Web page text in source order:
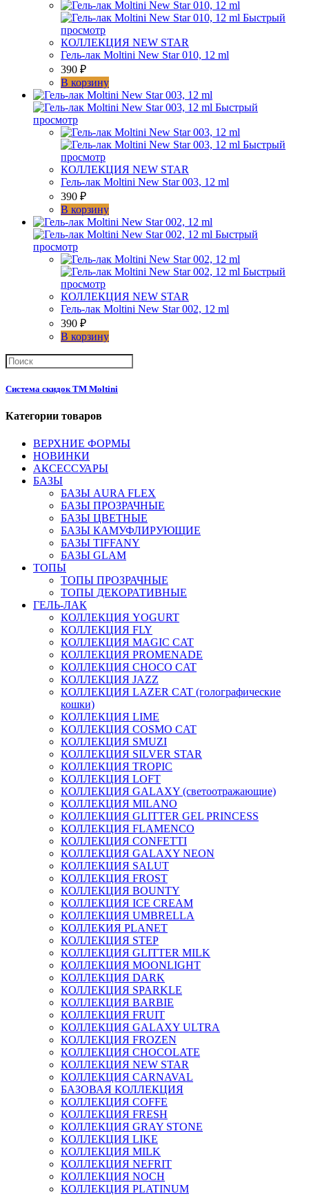
Быстрый
просмотр
КОЛЛЕКЦИЯ NEW STAR
Гель-лак Moltini New Star 010, 12 ml
390 ₽
В корзину
Быстрый
просмотр
Быстрый
просмотр
КОЛЛЕКЦИЯ NEW STAR
Гель-лак Moltini New Star 003, 12 ml
390 ₽
В корзину
Быстрый
просмотр
Быстрый
просмотр
КОЛЛЕКЦИЯ NEW STAR
Гель-лак Moltini New Star 002, 12 ml
390 ₽
В корзину
Система скидок ТМ Moltini
Категории товаров
ВЕРХНИЕ ФОРМЫ
НОВИНКИ
АКСЕССУАРЫ
БАЗЫ
БАЗЫ AURA FLEX
БАЗЫ ПРОЗРАЧНЫЕ
БАЗЫ ЦВЕТНЫЕ
БАЗЫ КАМУФЛИРУЮЩИЕ
БАЗЫ TIFFANY
БАЗЫ GLAM
ТОПЫ
ТОПЫ ПРОЗРАЧНЫЕ
ТОПЫ ДЕКОРАТИВНЫЕ
ГЕЛЬ-ЛАК
КОЛЛЕКЦИЯ YOGURT
КОЛЛЕКЦИЯ FLY
КОЛЛЕКЦИЯ MAGIC CAT
КОЛЛЕКЦИЯ PROMENADE
КОЛЛЕКЦИЯ CHOCO CAT
КОЛЛЕКЦИЯ JAZZ
КОЛЛЕКЦИЯ LAZER CAT (голографические
кошки)
КОЛЛЕКЦИЯ LIME
КОЛЛЕКЦИЯ COSMO CAT
КОЛЛЕКЦИЯ SMUZI
КОЛЛЕКЦИЯ SILVER STAR
КОЛЛЕКЦИЯ TROPIC
КОЛЛЕКЦИЯ LOFT
КОЛЛЕКЦИЯ GALAXY (светоотражающие)
КОЛЛЕКЦИЯ MILANO
КОЛЛЕКЦИЯ GLITTER GEL PRINCESS
КОЛЛЕКЦИЯ FLAMENCO
КОЛЛЕКЦИЯ CONFETTI
КОЛЛЕКЦИЯ GALAXY NEON
КОЛЛЕКЦИЯ SALUT
КОЛЛЕКЦИЯ FROST
КОЛЛЕКЦИЯ BOUNTY
КОЛЛЕКЦИЯ ICE CREAM
КОЛЛЕКЦИЯ UMBRELLA
КОЛЛЕКИЯ PLANET
КОЛЛЕКЦИЯ STEP
КОЛЛЕКЦИЯ GLITTER MILK
КОЛЛЕКЦИЯ MOONLIGHT
КОЛЛЕКЦИЯ DARK
КОЛЛЕКЦИЯ SPARKLE
КОЛЛЕКЦИЯ BARBIE
КОЛЛЕКЦИЯ FRUIT
КОЛЛЕКЦИЯ GALAXY ULTRA
КОЛЛЕКЦИЯ FROZEN
КОЛЛЕКЦИЯ CHOCOLATE
КОЛЛЕКЦИЯ NEW STAR
КОЛЛЕКЦИЯ CARNAVAL
БАЗОВАЯ КОЛЛЕКЦИЯ
КОЛЛЕКЦИЯ COFFE
КОЛЛЕКЦИЯ FRESH
КОЛЛЕКЦИЯ GRAY STONE
КОЛЛЕКЦИЯ LIKE
КОЛЛЕКЦИЯ MILK
КОЛЛЕКЦИЯ NEFRIT
КОЛЛЕКЦИЯ NOCH
КОЛЛЕКЦИЯ PLATINUM